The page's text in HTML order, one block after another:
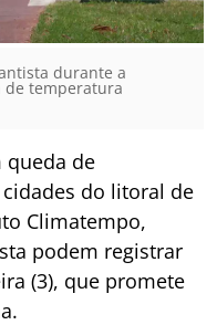
durante a
de temperatura
queda de
do litoral de
Climatempo,
podem registrar
(3), que promete